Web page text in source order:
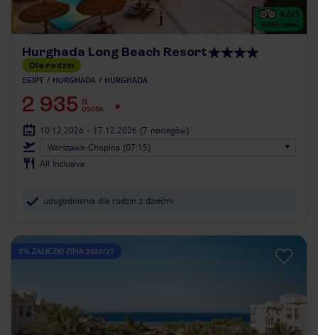
4.6/5
9465 opinii
Hurghada Long Beach Resort
Dla rodzin
EGIPT HURGHADA HURGHADA
2 935 ZŁ
OSOBA
10.12.2026 - 17.12.2026 (7 noclegów)
Warszawa-Chopina (07:15)
All Inclusive
udogodnienia dla rodzin z dziećmi
5% ZALICZKI ZIMA 2026/27